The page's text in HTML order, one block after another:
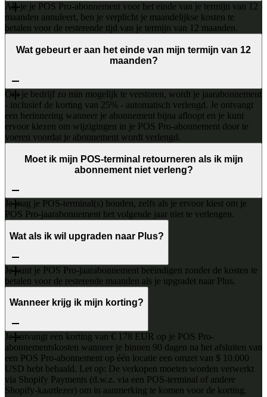
Als je je POS Pro-abonnement voor het einde van je termijn van 12
maanden annuleert, ben je verplicht je maandelijkse kosten te
betalen voor de resterende tijd van je termijn van 12 maanden.
Wat gebeurt er aan het einde van mijn termijn van 12
maanden?
Om je bedrijf zo min mogelijk te verstoren, wordt je jaarabonnement
- inclusief de korting van 25% - automatisch verlengd. Je ontvangt
een herinnering wanneer je abonnement bijna afloopt en je kunt
ervoor kiezen om wijzigingen in je POS Pro-abonnement door te
voeren voordat je abonnement wordt verlengd.
Moet ik mijn POS-terminal retourneren als ik mijn
abonnement niet verleng?
Je mag je POS-terminal(s) houden, zelfs als je ervoor kiest om je
POS Pro-jaarabonnement het volgende jaar niet te verlengen.
Wat als ik wil upgraden naar Plus?
Je kunt je POS Pro-jaarabonnement beëindigen zonder de kosten te
betalen voor de resterende maanden als je upgradet naar Plus.
Wanneer krijg ik mijn korting?
Je ontvangt een korting van € 178 EUR op je POS Pro-
abonnementskosten wanneer je binnen 90 dagen na het afsluiten van
een POS Pro-abonnement op één locatie een omzet van $ 10.000
USD hebt behaald. Let op: De verkopen moeten worden verwerkt
via Shopify Payments (d.w.z. via een POS-terminal of andere
Shopify-kaartlezer) om in aanmerking te komen voor de korting.